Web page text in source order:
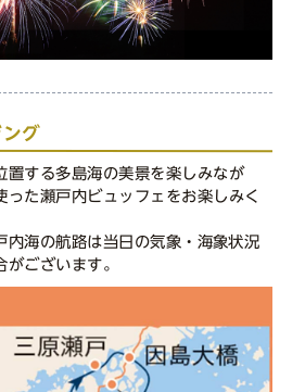
グ
置する多島海の美景を楽しみなが
った瀬戸内ビュッフェをお楽しみく
海の航路は当日の気象・海象状況
ございます。